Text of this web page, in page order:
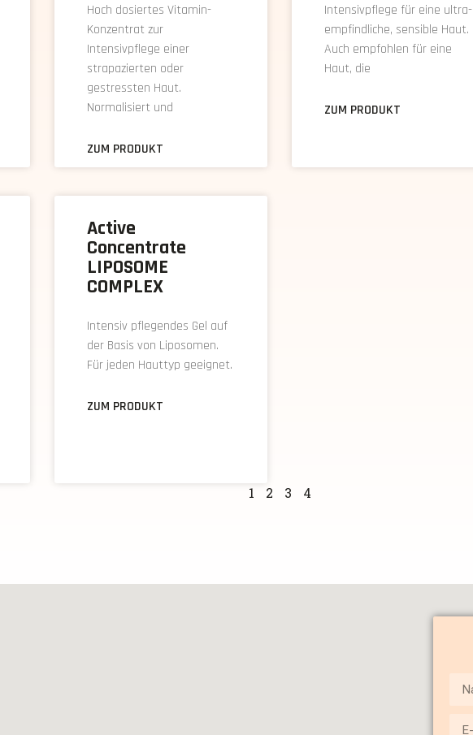
Hoch dosiertes Vitamin-
Konzentrat zur
Intensivpflege einer
strapazierten oder
gestressten Haut.
Normalisiert und
ZUM PRODUKT
Intensivpflege für eine ultra-
empfindliche, sensible Haut.
Auch empfohlen für eine
Haut, die
ZUM PRODUKT
Active
Concentrate
LIPOSOME
COMPLEX
Intensiv pflegendes Gel auf
der Basis von Liposomen.
Für jeden Hauttyp geeignet.
ZUM PRODUKT
1 2 3 4